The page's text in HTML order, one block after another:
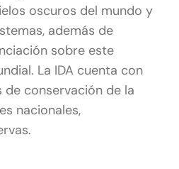
oscuros del mundo y
además de
sobre este
La IDA cuenta con
conservación de la
nacionales,